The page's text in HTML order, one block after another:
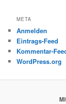
META
Anmelden
Eintrags-Feed
Kommentar-
WordPress.org